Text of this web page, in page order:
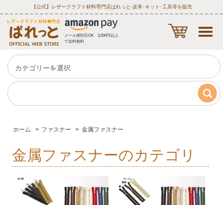
【公式】レザークラフト材料専門店ぱれっと‐皮革･キット･工具等を販売
メール便対応OK 3,000円以上
で送料無料
ホーム > ファスナー > 金属ファスナー
金属ファスナーのカテゴリ